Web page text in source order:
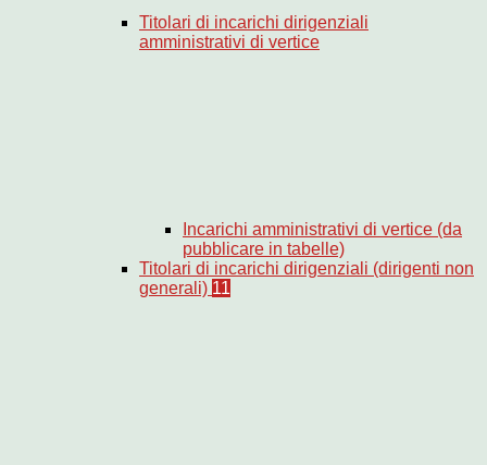
Titolari di incarichi dirigenziali
amministrativi di vertice
Incarichi amministrativi di vertice (da
pubblicare in tabelle)
Titolari di incarichi dirigenziali (dirigenti non
generali) 11